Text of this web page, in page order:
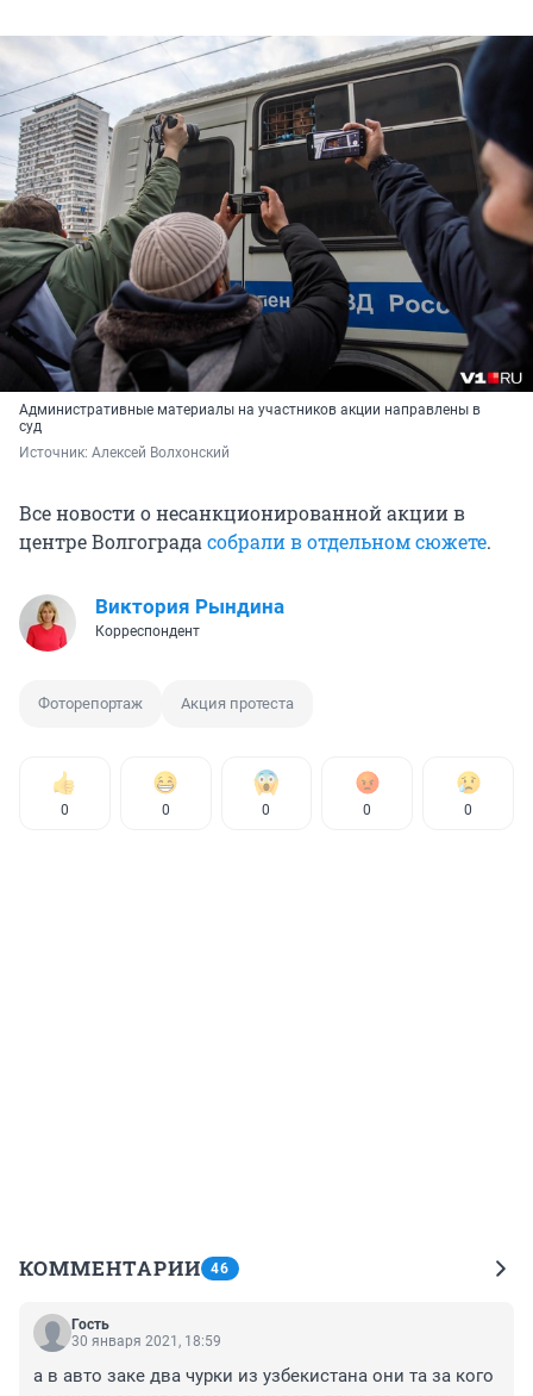
Административные материалы на участников акции направлены в
суд
Источник: Алексей Волхонский
Все новости о несанкционированной акции в
центре Волгоградасобрали в отдельном сюжете.
Виктория Рындина
Корреспондент
Фоторепортаж Акция протеста
0 0 0 0 0
КОММЕНТАРИИ 46
Гость
30 января 2021, 18:59
а в авто заке два чурки из узбекистана они та за кого